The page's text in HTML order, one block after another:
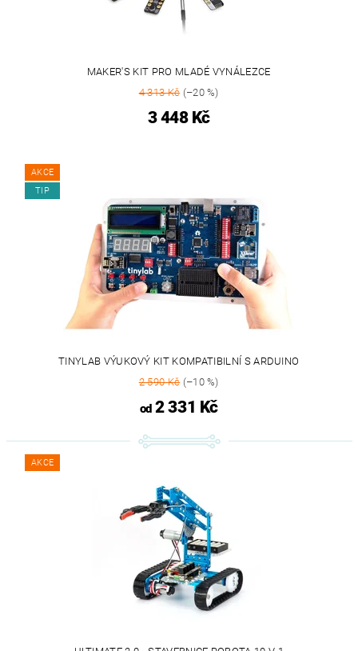
MAKER'S KIT PRO MLADÉ VYNÁLEZCE
4 313 Kč(–20 %)
3 448 Kč
AKCE
TIP
TINYLAB VÝUKOVÝ KIT KOMPATIBILNÍ S ARDUINO
2 590 Kč(–10 %)
od2 331 Kč
AKCE